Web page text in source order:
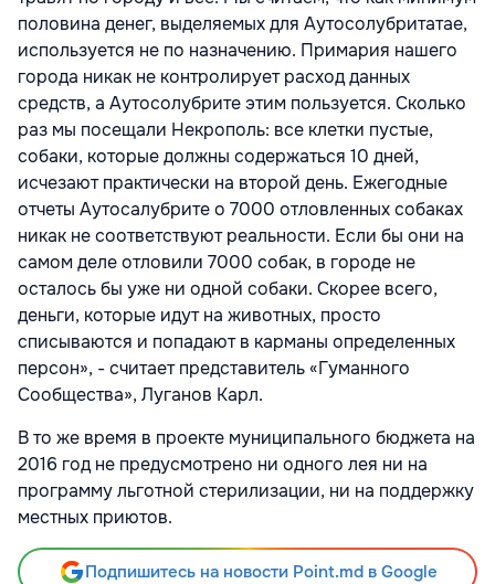
половина денег, выделяемых для Аутосолубритатае,
используется не по назначению. Примария нашего
города никак не контролирует расход данных
средств, а Аутосолубрите этим пользуется. Сколько
раз мы посещали Некрополь: все клетки пустые,
собаки, которые должны содержаться 10 дней,
исчезают практически на второй день. Ежегодные
отчеты Аутосалубрите о 7000 отловленных собаках
никак не соответствуют реальности. Если бы они на
самом деле отловили 7000 собак, в городе не
осталось бы уже ни одной собаки. Скорее всего,
деньги, которые идут на животных, просто
списываются и попадают в карманы определенных
персон», - считает представитель «Гуманного
Сообщества», Луганов Карл.
В то же время в проекте муниципального бюджета на
2016 год не предусмотрено ни одного лея ни на
программу льготной стерилизации, ни на поддержку
местных приютов.
Подпишитесь на новости Point.md в Google